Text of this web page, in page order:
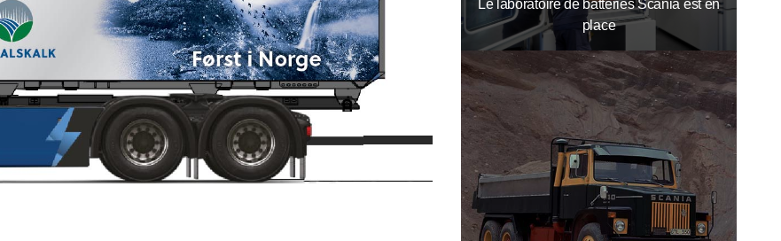
Le laboratoire de batteries Scania est en
place